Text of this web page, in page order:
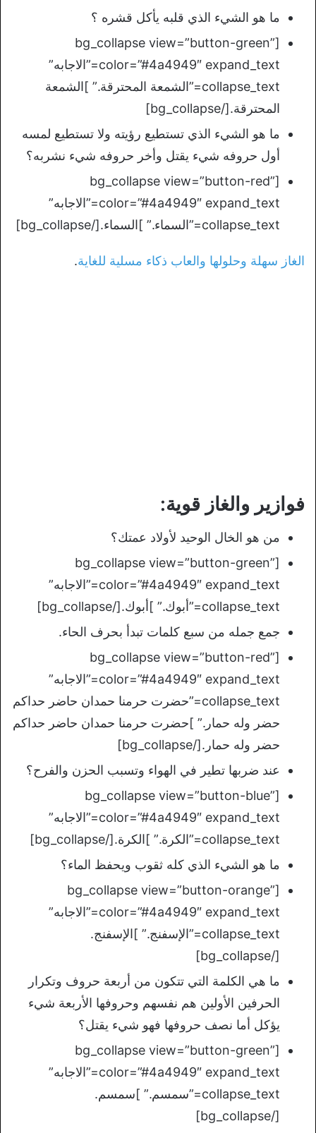
ما هو الشيء الذي قلبه يأكل قشره ؟
[bg_collapse view=”button-green”
color=”#4a4949″ expand_text=”الاجابه”
collapse_text=”الشمعة المحترقة.” ]الشمعة
المحترقة.[/bg_collapse]
ما هو الشيء الذي تستطيع رؤيته ولا تستطيع لمسه
أول حروفه شيء يقتل وأخر حروفه شيء نشربه؟
[bg_collapse view=”button-red”
color=”#4a4949″ expand_text=”الاجابه”
collapse_text=”السماء.” ]السماء.[/bg_collapse]
الغاز سهلة وحلولها والعاب ذكاء مسلية للغاية.
فوازير والغاز قوية:
من هو الخال الوحيد لأولاد عمتك؟
[bg_collapse view=”button-green”
color=”#4a4949″ expand_text=”الاجابه”
collapse_text=”أبوك.” ]أبوك.[/bg_collapse]
جمع جمله من سبع كلمات تبدأ بحرف الحاء.
[bg_collapse view=”button-red”
color=”#4a4949″ expand_text=”الاجابه”
collapse_text=”حضرت حرمنا حمدان حاضر حداكم
حضر وله حمار.” ]حضرت حرمنا حمدان حاضر حداكم
حضر وله حمار.[/bg_collapse]
عند ضربها تطير في الهواء وتسبب الحزن والفرح؟
[bg_collapse view=”button-blue”
color=”#4a4949″ expand_text=”الاجابه”
collapse_text=”الكرة.” ]الكرة.[/bg_collapse]
ما هو الشيء الذي كله ثقوب ويحفظ الماء؟
[bg_collapse view=”button-orange”
color=”#4a4949″ expand_text=”الاجابه”
collapse_text=”الإسفنج.” ]الإسفنج.
[/bg_collapse]
ما هي الكلمة التي تتكون من أربعة حروف وتكرار
الحرفين الأولين هم نفسهم وحروفها الأربعة شيء
يؤكل أما نصف حروفها فهو شيء يقتل؟
[bg_collapse view=”button-green”
color=”#4a4949″ expand_text=”الاجابه”
collapse_text=”سمسم.” ]سمسم.
[/bg_collapse]